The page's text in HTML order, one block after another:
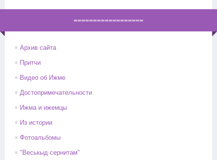
==================
Архив сайта
Притчи
Видео об Ижме
Достопримечательности
Ижма и ижемцы
Из истории
Фотоальбомы
"Веськыд сернитам"